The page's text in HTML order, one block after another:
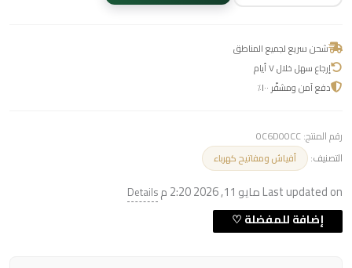
شحن سريع لجميع المناطق
إرجاع سهل خلال ٧ أيام
دفع آمن ومشفّر ١٠٠٪
رقم المنتج:0C6D00CC
التصنيف:
أفياش ومفاتيح كهرباء
Last updated on مايو 11, 2026 2:20 م Details